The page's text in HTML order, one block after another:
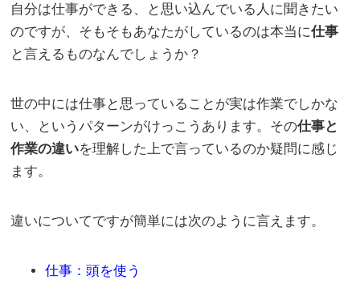
自分は仕事ができる、と思い込んでいる人に聞きたい
のですが、そもそもあなたがしているのは本当に仕事
と言えるものなんでしょうか？
世の中には仕事と思っていることが実は作業でしかな
い、というパターンがけっこうあります。その仕事と
作業の違いを理解した上で言っているのか疑問に感じ
ます。
違いについてですが簡単には次のように言えます。
仕事：頭を使う